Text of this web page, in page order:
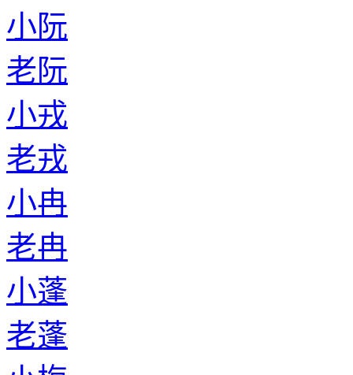
小阮
老阮
小戎
老戎
小冉
老冉
小蓬
老蓬